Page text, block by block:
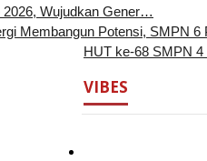
2026, Wujudkan Gener…
Membangun Potensi, SMPN
HUT ke-68 SMPN
VIBES